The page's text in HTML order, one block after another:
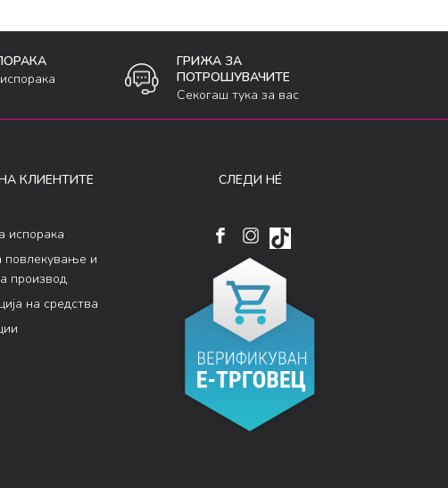
ГРИЖА ЗА
ПОТРОШУВАЧИТЕ
Секогаш тука за вас
КЛИЕНТИТЕ
испорака
повлекување и
производ
на средства
СЛЕДИ НÉ